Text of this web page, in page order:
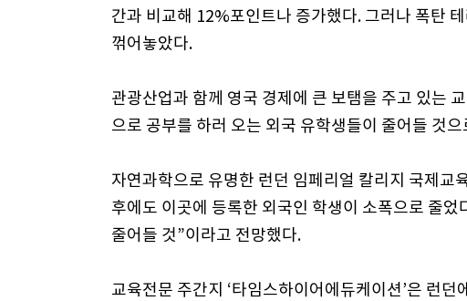
간과 비교해 12%포인트나 증가했다. 그러나 폭탄
꺾어놓았다.
관광산업과 함께 영국 경제에 큰 보탬을 주고 있는
으로 공부를 하러 오는 외국 유학생들이 줄어들 것
자연과학으로 유명한 런던 임페리얼 칼리지 국제교
후에도 이곳에 등록한 외국인 학생이 소폭으로 줄
줄어들 것”이라고 전망했다.
교육전문 주간지 ‘타임스하이어에듀케이션’은 런